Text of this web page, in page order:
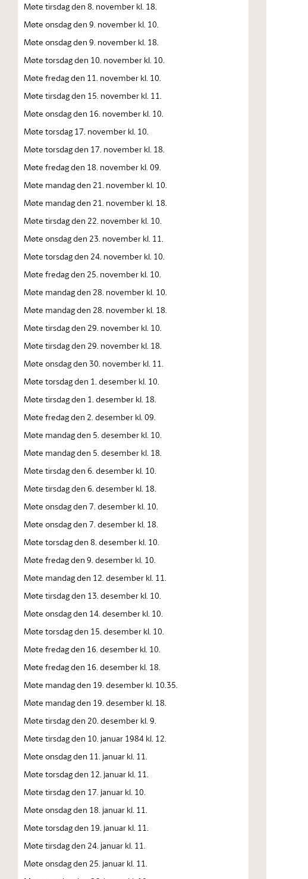
Møte tirsdag den 8. november kl. 18.
Møte onsdag den 9. november kl. 10.
Møte onsdag den 9. november kl. 18.
Møte torsdag den 10. november kl. 10.
Møte fredag den 11. november kl. 10.
Møte tirsdag den 15. november kl. 11.
Møte onsdag den 16. november kl. 10.
Møte torsdag 17. november kl. 10.
Møte torsdag den 17. november kl. 18.
Møte fredag den 18. november kl. 09.
Møte mandag den 21. november kl. 10.
Møte mandag den 21. november kl. 18.
Møte tirsdag den 22. november kl. 10.
Møte onsdag den 23. november kl. 11.
Møte torsdag den 24. november kl. 10.
Møte fredag den 25. november kl. 10.
Møte mandag den 28. november kl. 10.
Møte mandag den 28. november kl. 18.
Møte tirsdag den 29. november kl. 10.
Møte tirsdag den 29. november kl. 18.
Møte onsdag den 30. november kl. 11.
Møte torsdag den 1. desember kl. 10.
Møte tirsdag den 1. desember kl. 18.
Møte fredag den 2. desember kl. 09.
Møte mandag den 5. desember kl. 10.
Møte mandag den 5. desember kl. 18.
Møte tirsdag den 6. desember kl. 10.
Møte tirsdag den 6. desember kl. 18.
Møte onsdag den 7. desember kl. 10.
Møte onsdag den 7. desember kl. 18.
Møte torsdag den 8. desember kl. 10.
Møte fredag den 9. desember kl. 10.
Møte mandag den 12. desember kl. 11.
Møte tirsdag den 13. desember kl. 10.
Møte onsdag den 14. desember kl. 10.
Møte torsdag den 15. desember kl. 10.
Møte fredag den 16. desember kl. 10.
Møte fredag den 16. desember kl. 18.
Møte mandag den 19. desember kl. 10.35.
Møte mandag den 19. desember kl. 18.
Møte tirsdag den 20. desember kl. 9.
Møte tirsdag den 10. januar 1984 kl. 12.
Møte onsdag den 11. januar kl. 11.
Møte torsdag den 12. januar kl. 11.
Møte tirsdag den 17. januar kl. 10.
Møte onsdag den 18. januar kl. 11.
Møte torsdag den 19. januar kl. 11.
Møte tirsdag den 24. januar kl. 11.
Møte onsdag den 25. januar kl. 11.